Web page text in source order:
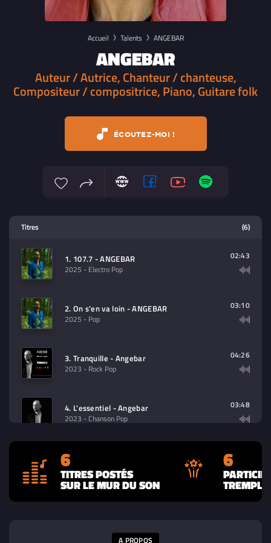
Accueil Talents ANGEBAR
ANGEBAR
Auteur / Autrice, Chanteur / chanteuse,
Compositeur / compositrice, Piano, Guitare folk
ÉCOUTEZ-MOI !
contenu à lire (audio/video)
Titres (6)
1. 107.7 - ANGEBAR
2025 - Electro Pop
02:43
2. On s'en va loin - ANGEBAR
2025 - Pop
03:10
3. Tranquille - Angebar
2023 - Rock Pop
04:26
4. L'essentiel - Angebar
2023 - Chanson Pop
03:48
5. Parlez-moi - Angebar
2023 - Rock Indé
02:43
03:46
6
TITRES POSTÉS
SUR LE MUR DU SON
6
A PROPOS